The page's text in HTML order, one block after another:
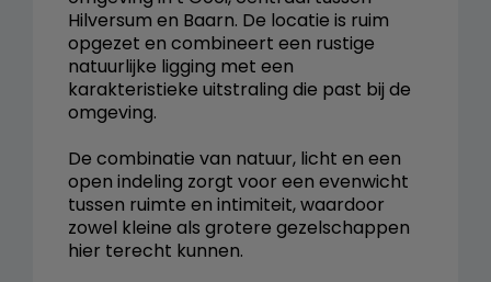
Hilversum en Baarn. De locatie is ruim
opgezet en combineert een rustige
natuurlijke ligging met een
karakteristieke uitstraling die past bij de
omgeving.
De combinatie van natuur, licht en een
open indeling zorgt voor een evenwicht
tussen ruimte en intimiteit, waardoor
zowel kleine als grotere gezelschappen
hier terecht kunnen.